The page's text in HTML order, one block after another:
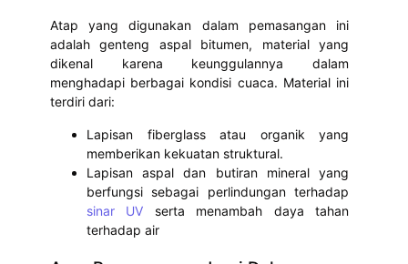
Atap yang digunakan dalam pemasangan ini
adalah genteng aspal bitumen, material yang
dikenal karena keunggulannya dalam
menghadapi berbagai kondisi cuaca. Material ini
terdiri dari:
Lapisan fiberglass atau organik yang
memberikan kekuatan struktural.
Lapisan aspal dan butiran mineral yang
berfungsi sebagai perlindungan terhadap
sinar UV serta menambah daya tahan
terhadap air